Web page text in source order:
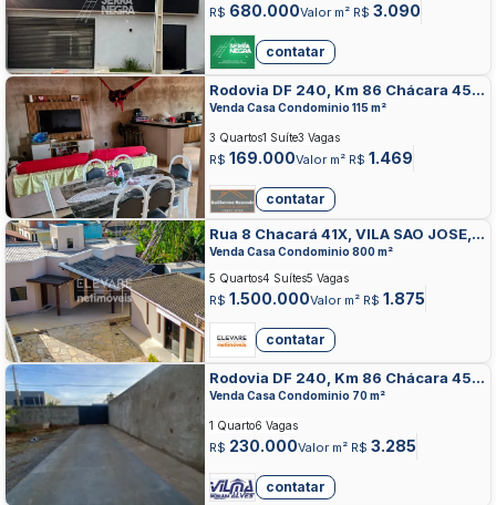
R$ 680.000Valor m² R$ 3.090
contatar
Rodovia DF 240, Km 86 Chácara 45,
TAGUATINGA NORTE, TAGUATINGA
Venda Casa Condominio 115 m²
R$ 169.000Valor m² R$ 1.469
3 Quartos1 Suíte3 Vagas
contatar
Rua 8 Chacará 41X, VILA SAO JOSE,
TAGUATINGA
Venda Casa Condominio 800 m²
R$ 1.500.000Valor m² R$ 1.875
5 Quartos4 Suítes5 Vagas
contatar
Rodovia DF 240, Km 86 Chácara 45,
TAGUATINGA NORTE, TAGUATINGA
Venda Casa Condominio 70 m²
R$ 230.000Valor m² R$ 3.285
1 Quarto6 Vagas
contatar